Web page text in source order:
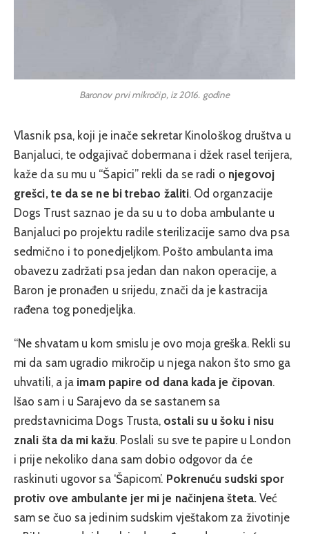
Baronov prvi mikročip, iz 2016. godine
Vlasnik psa, koji je inače sekretar Kinološkog društva u
Banjaluci, te odgajivač dobermana i džek rasel terijera,
kaže da su mu u “Šapici” rekli da se radi o njegovoj
grešci, te da se ne bi trebao žaliti. Od organzacije
Dogs Trust saznao je da su u to doba ambulante u
Banjaluci po projektu radile sterilizacije samo dva psa
sedmično i to ponedjeljkom. Pošto ambulanta ima
obavezu zadržati psa jedan dan nakon operacije, a
Baron je pronađen u srijedu, znači da je kastracija
rađena tog ponedjeljka.
“Ne shvatam u kom smislu je ovo moja greška. Rekli su
mi da sam ugradio mikročip u njega nakon što smo ga
uhvatili, a ja imam papire od dana kada je čipovan.
Išao sam i u Sarajevo da se sastanem sa
predstavnicima Dogs Trusta, ostali su u šoku i nisu
znali šta da mi kažu. Poslali su sve te papire u London
i prije nekoliko dana sam dobio odgovor da će
raskinuti ugovor sa ‘Šapicom’. Pokrenuću sudski spor
protiv ove ambulante jer mi je načinjena šteta. Već
sam se čuo sa jedinim sudskim vještakom za životinje